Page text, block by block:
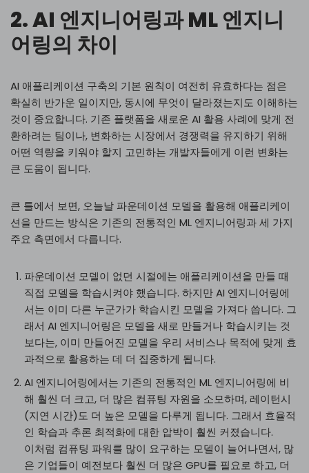
2. AI 엔지니어링과 ML 엔지니
어링의 차이
AI 애플리케이션 구축의 기본 원칙이 여전히 유효하다는 점은
확실히 반가운 일이지만, 동시에 무엇이 달라졌는지도 이해하는
것이 중요합니다. 기존 플랫폼을 새로운 AI 활용 사례에 맞게 전
환하려는 팀이나, 변화하는 시장에서 경쟁력을 유지하기 위해
어떤 역량을 키워야 할지 고민하는 개발자들에게 이런 변화는
큰 도움이 됩니다.
큰 틀에서 보면, 오늘날 파운데이션 모델을 활용해 애플리케이
션을 만드는 방식은 기존의 전통적인 ML 엔지니어링과 세 가지
주요 측면에서 다릅니다.
파운데이션 모델이 없던 시절에는 애플리케이션을 만들 때
직접 모델을 학습시켜야 했습니다. 하지만 AI 엔지니어링에
서는 이미 다른 누군가가 학습시킨 모델을 가져다 씁니다. 그
래서 AI 엔지니어링은 모델을 새로 만들거나 학습시키는 것
보다는, 이미 만들어진 모델을 우리 서비스나 목적에 맞게 효
과적으로 활용하는 데 더 집중하게 됩니다.
AI 엔지니어링에서는 기존의 전통적인 ML 엔지니어링에 비
해 훨씬 더 크고, 더 많은 컴퓨팅 자원을 소모하며, 레이턴시
(지연 시간)도 더 높은 모델을 다루게 됩니다. 그래서 효율적
인 학습과 추론 최적화에 대한 압박이 훨씬 커졌습니다.
이처럼 컴퓨팅 파워를 많이 요구하는 모델이 늘어나면서, 많
은 기업들이 예전보다 훨씬 더 많은 GPU를 필요로 하고, 더